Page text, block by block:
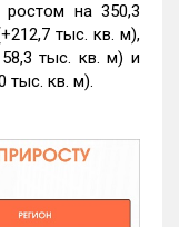
ростом на 350,3
тыс. кв. м),
тыс. кв. м) и
тыс. кв. м).